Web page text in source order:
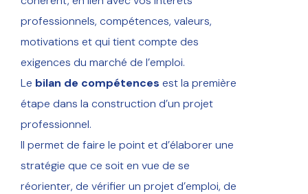
professionnels, compétences, valeurs,
motivations et qui tient compte des
exigences du marché de l’emploi.
Le bilan de compétences est la première
étape dans la construction d’un projet
professionnel.
Il permet de faire le point et d’élaborer une
stratégie que ce soit en vue de se
réorienter, de vérifier un projet d’emploi, de